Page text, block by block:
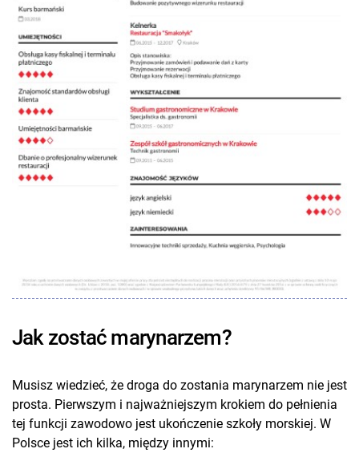
Jak zostać marynarzem?
Musisz wiedzieć, że droga do zostania marynarzem nie jest
prosta. Pierwszym i najważniejszym krokiem do pełnienia
tej funkcji zawodowo jest ukończenie szkoły morskiej. W
Polsce jest ich kilka, między innymi: